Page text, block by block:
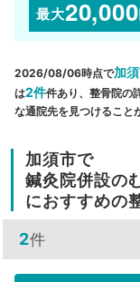
最大20,000
2026/08/06時点で加
は2件件あり、整骨院の
な通院先を見つけること
加須市で
鍼灸院併設の
におすすめの
2件